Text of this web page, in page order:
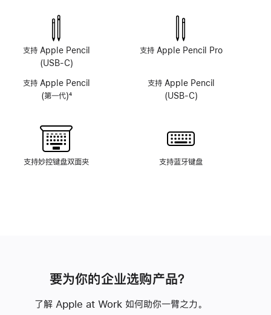
像
头
统
支持 Apple Pencil
(USB-C)
支持 Apple Pencil
(第一代)4
支持妙控键盘双面夹
像
统
支持 Apple Pencil Pro
支持 Apple Pencil
(USB-C)
支持蓝牙键盘
要为你的企业选购产品？
了解 Apple at Work 如何助你一臂之力。